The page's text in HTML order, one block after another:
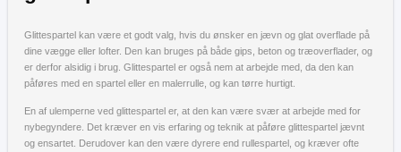
Glittespartel kan være et godt valg, hvis du ønsker en jævn og glat overflade på
dine vægge eller lofter. Den kan bruges på både gips, beton og træoverflader, og
er derfor alsidig i brug. Glittespartel er også nem at arbejde med, da den kan
påføres med en spartel eller en malerrulle, og kan tørre hurtigt.
En af ulemperne ved glittespartel er, at den kan være svær at arbejde med for
nybegyndere. Det kræver en vis erfaring og teknik at påføre glittespartel jævnt
og ensartet. Derudover kan den være dyrere end rullespartel, og kræver ofte